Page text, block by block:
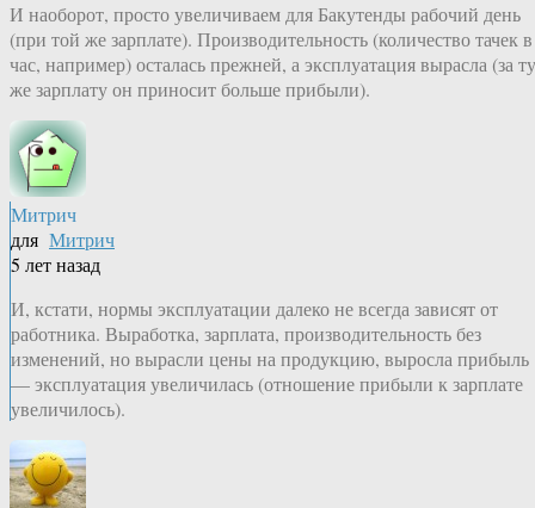
И наоборот, просто увеличиваем для Бакутенды рабочий день
(при той же зарплате). Производительность (количество тачек в
час, например) осталась прежней, а эксплуатация вырасла (за ту
же зарплату он приносит больше прибыли).
Митрич
для Митрич
5 лет назад
И, кстати, нормы эксплуатации далеко не всегда зависят от
работника. Выработка, зарплата, производительность без
изменений, но вырасли цены на продукцию, выросла прибыль
— эксплуатация увеличилась (отношение прибыли к зарплате
увеличилось).